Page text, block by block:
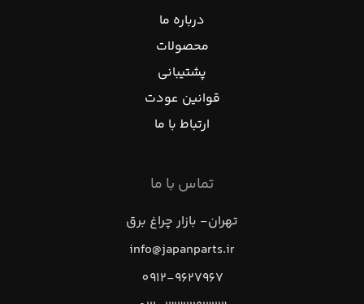
درباره ما
محصولات
پشتیبانی
قوانین عودت
ارتباط با ما
تماس با ما
تهران- بازار چراغ برق
info@japanparts.ir
0912-9627967